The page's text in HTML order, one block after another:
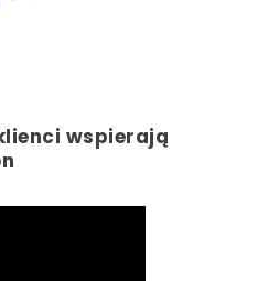
wspierają